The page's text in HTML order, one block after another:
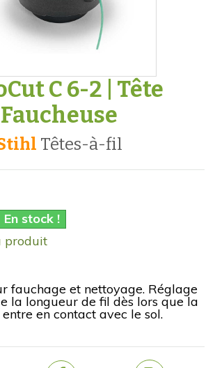
C 6-2 | Tête
Faucheuse
têtes-à-fil
En stock !
produit
fauchage et nettoyage. Réglage
la longueur de fil dès lors que la
en contact avec le sol.